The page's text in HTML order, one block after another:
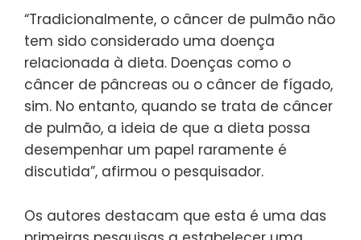
“Tradicionalmente, o câncer de pulmão não
tem sido considerado uma doença
relacionada à dieta. Doenças como o
câncer de pâncreas ou o câncer de fígado,
sim. No entanto, quando se trata de câncer
de pulmão, a ideia de que a dieta possa
desempenhar um papel raramente é
discutida”, afirmou o pesquisador.
Os autores destacam que esta é uma das